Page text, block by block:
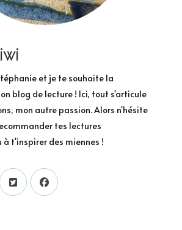
et je te souhaite la
blog de lecture ! Ici, tout s'articule
mon autre passion. Alors n'hésite
tes lectures
t'inspirer des miennes !